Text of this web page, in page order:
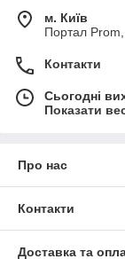
м. Київ
Портал Prom,
Контакти
Сьогодні
Показати
Про нас
Контакти
Доставка та